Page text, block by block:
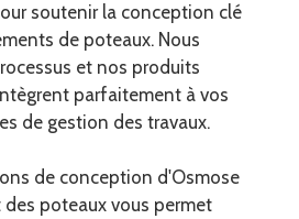
soutenir la conception clé
de poteaux. Nous
et nos produits
parfaitement à vos
de gestion des travaux.
de conception d'Osmose
poteaux vous permet